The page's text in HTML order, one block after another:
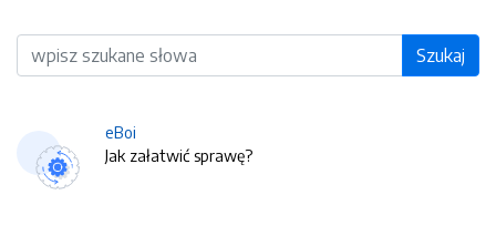
Wyszukiwarka Szukaj
eBoi
Jak załatwić sprawę?